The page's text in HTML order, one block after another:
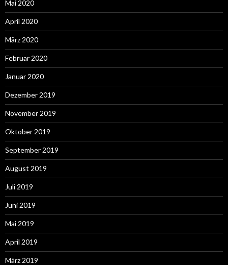
Mai 2020
April 2020
März 2020
Februar 2020
Januar 2020
Dezember 2019
November 2019
Oktober 2019
September 2019
August 2019
Juli 2019
Juni 2019
Mai 2019
April 2019
März 2019